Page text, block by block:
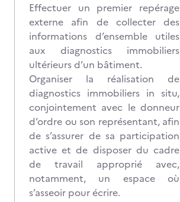
Effectuer un premier repérage
externe afin de collecter des
informations d’ensemble utiles
aux diagnostics immobiliers
ultérieurs d’un bâtiment.
Organiser la réalisation de
diagnostics immobiliers in situ,
conjointement avec le donneur
d’ordre ou son représentant, afin
de s’assurer de sa participation
active et de disposer du cadre
de travail approprié avec,
notamment, un espace où
s’asseoir pour écrire.